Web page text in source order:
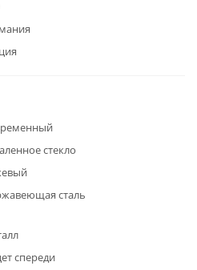
стекло
сталь
спереди